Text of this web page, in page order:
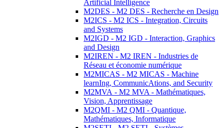
Artificial Intelligence
M2DES - M2 DES - Recherche en Design
M2ICS - M2 ICS - Integration, Circuits
and Systems
M2IGD - M2 IGD - Interaction, Graphics
and Design
M2IREN - M2 IREN - Industries de
Réseau et économie numérique
M2MICAS - M2 MICAS - Machine
learnIng, CommunicAtions, and Security
M2MVA - M2 MVA - Mathématiques,
Vision, Apprentissage
M2QMI - M2 QMI - Quantique,
Mathématiques, Informatique